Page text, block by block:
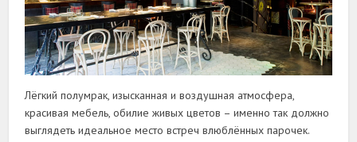
Лёгкий полумрак, изысканная и воздушная атмосфера,
красивая мебель, обилие живых цветов – именно так должно
выглядеть идеальное место встреч влюблённых парочек.